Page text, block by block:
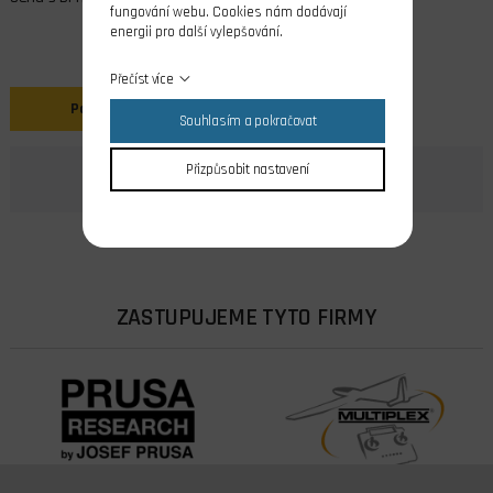
Popis
ZASTUPUJEME TYTO FIRMY
fungování webu. Cookies nám dodávají
energii pro další vylepšování.
Přečíst více
Souhlasím a pokračovat
Přizpůsobit nastavení